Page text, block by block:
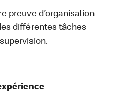
preuve d’organisation
différentes tâches